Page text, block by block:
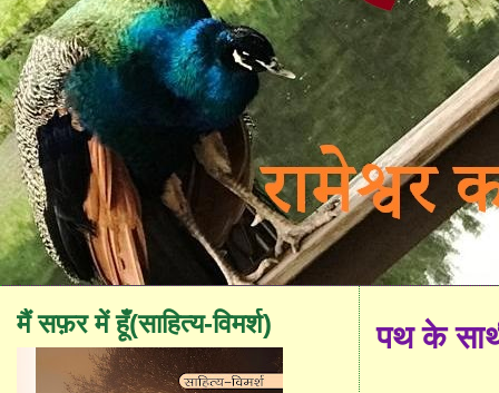
पथ के
मैं सफ़र में हूँ(साहित्य-विमर्श)